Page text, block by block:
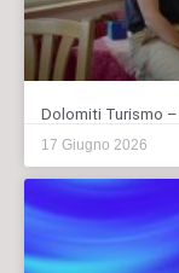
Dolomiti Turismo
17 Giugno 2026